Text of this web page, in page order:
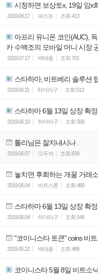
시청하면 보상토x, 19일 암x
2019.09.17 퍼스트 조회 413
아프리 유니온 코인(AUC),
카 수백조의 모바일 머니 시장
2019.07.17 박태용 조회 701
스타하마, 비트베리 솔루션
2019.06.11 하더라구 조회 513
스타하마 6월 13일 상장 확
2019.06.10 하더라구 조회 568
툴리님은 잘지내시나 .
2019.06.07 갓두석 조회 609
놓치면 후회하는 개꿀 거래
2019.06.04 비트스톤 조회 480
스타하마 6월 13일 상장 확
2019.06.04 하더라구 조회 546
"코이니스타 토큰" coins 비
2019.05.22 박태용 조회 488
코이니스타 5월 8일 비트소